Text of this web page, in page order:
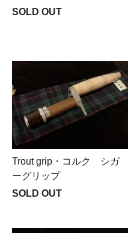
SOLD OUT
Trout grip・コルク シガ
ーグリップ
SOLD OUT